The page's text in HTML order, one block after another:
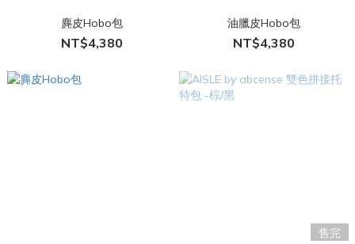
麂皮Hobo包
NT$4,380
油臘皮Hobo包
NT$4,380
售完